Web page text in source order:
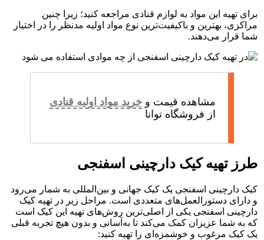
برای تهیه این مواد به لوازم قنادی مراجعه کنید؛ زیرا چنین
مراکزی، بهترین و باکیفیت‌ترین نوع مواد اولیه مدنظر را در اختیار
شما قرار می‌دهند.
مشاهده قیمت و خرید مواد اولیه قنادی
از فروشگاه توانا
طرز تهیه کیک دارچینی اسفنجی
کیک دارچینی اسفنجی یک کیک جهانی و بین‌المللی به شمار می‌رود
و دارای دستورالعمل‌های متعددی است. مراحل زیر در تهیه کیک
دارچینی اسفنجی یکی از اصلی‌ترین روش‌های تهیه این کیک است
که به شما عزیزان کمک می‌کند تا به‌آسانی و بدون هیچ تجربه قبلی
یک کیک مرغوب و خوشمزه‌ای را تهیه کنید: